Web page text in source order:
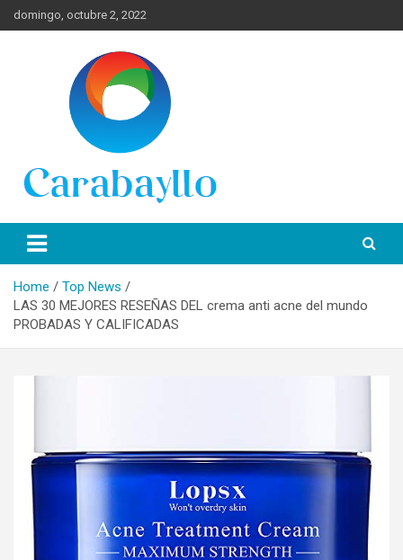
Skip
to
domingo, octubre 2, 2022
Portal de Lima Norte y
Carabayllo
información turística en español de toda España.
Home
Top News
LAS 30 MEJORES RESEÑAS DEL crema anti acne del mundo
PROBADAS Y CALIFICADAS